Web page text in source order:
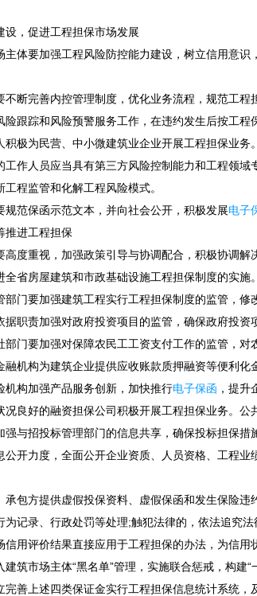
设，促进工程担保市场发展
主体要加强工程风险防控能力建设，树立信用意
不断完善内控管理制度，优化业务流程，规范工
险跟踪和风险预警服务工作，在违约发生后按工
极为民营、中小微建筑业企业开展工程担保业务。
工作人员应当具有第三方风险控制能力和工程领
程监管和化解工程风险模式。
规范保函示范文本，并向社会公开，积极发展电子
推进工程担保
高度重视，加强政策引导与协调配合，积极协调
省房屋建筑和市政基础设施工程担保制度的实施。
部门要加强建筑工程实行工程担保制度的监管，
据职责加强对政府投资项目的监管，确保政府投
部门要加强对保障农民工工资支付工作的监管，
融机构为建筑企业提供应收账款质押融资等便利
机构加强产品服务创新，加快推行电子保函 ，提升
况良好的融资担保公司积极开展工程担保业务。
与招投标管理部门的信息共享，确保投标担保措
公开力度，全面公开企业资质、人员资格、工程
承包方提供虚假投保资料、虚假保函和发生保险
记录、行政处罚等处理;触犯法律的，依法追究法
信用评价结果直接应用于工程担保的办法，为信
筑市场主体“黑名单”管理，实施联合惩戒，构建“
完善上述四类保证金实行工程担保信息统计系统